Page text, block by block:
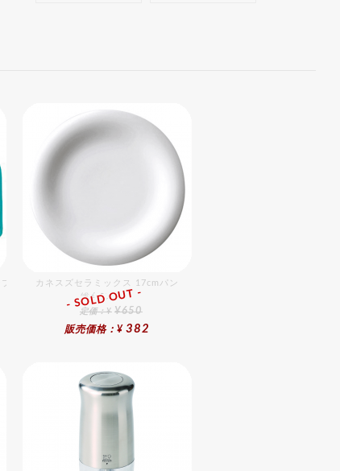
ブ チェリーレッド
カネスズセラミックス 17cmパン
総合ﾗﾝｷﾝｸﾞ
定価：¥ ¥650
販売価格：¥ 382
- SOLD OUT -